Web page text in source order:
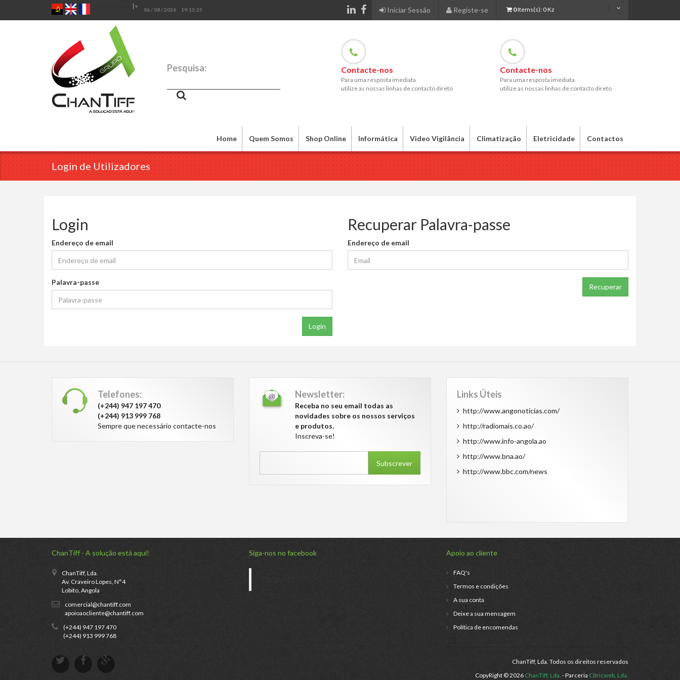
▼
06 / 08 / 2026 19:13:25 0Items(s): 0 Kz
Registe-se
Iniciar Sessão
Pesquisa: Contacte-nos
Para uma resposta imediata
utilize as nossas linhas de contacto direto
Contacte-nos
Para uma resposta imediata
utilize as nossas linhas de contacto direto
Home Quem Somos Shop Online Informática Video Vigilância Climatização Eletricidade Contactos
Login de Utilizadores
Login
Endereço de email
Palavra-passe
Login
Recuperar Palavra-passe
Endereço de email
Recuperar
Telefones:
(+244) 947 197 470
(+244) 913 999 768
Sempre que necessário contacte-nos
Newsletter:
Receba no seu email todas as
novidades sobre os nossos serviços
e produtos.
Inscreva-se!
Subscrever
Links Úteis
http://www.angonoticias.com/
http://radiomais.co.ao/
http://www.info-angola.ao
http://www.bna.ao/
http://www.bbc.com/news
ChanTiff - A solução está aqui!
ChanTiff, Lda.
Av. Craveiro Lopes, N°4
Lobito, Angola
comercial@chantiff.com
apoioaocliente@chantiff.com
(+244) 947 197 470
(+244) 913 999 768
Siga-nos no facebook Apoio ao cliente
FAQ's
Termos e condições
A sua conta
Deixe a sua mensagem
Política de encomendas
ChanTiff, Lda. Todos os direitos reservados
CopyRight © 2026 ChanTiff, Lda. - Parceria Citricweb, Lda.